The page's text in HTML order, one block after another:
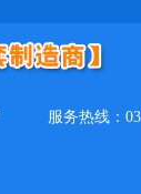
服务热线：